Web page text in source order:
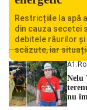
Restricțiile la apă
din cauza secetei
debitele râurilor și
scăzute, iar
Centralei
cu una dintre cele
hidrologic din
A1.ro
Nelu
nu